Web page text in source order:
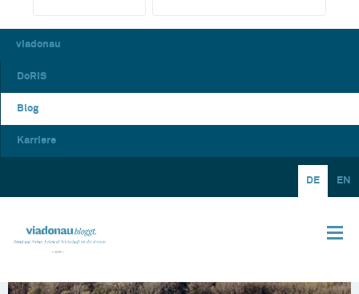
viadonau
DoRIS
Blog
Karriere
DE EN